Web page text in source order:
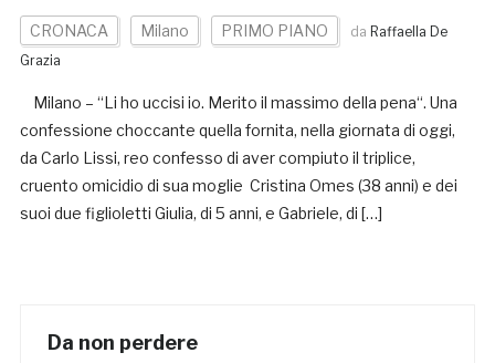
CRONACA Milano PRIMO PIANO da Raffaella De
Grazia
Milano – “Li ho uccisi io. Merito il massimo della pena“. Una
confessione choccante quella fornita, nella giornata di oggi,
da Carlo Lissi, reo confesso di aver compiuto il triplice,
cruento omicidio di sua moglie Cristina Omes (38 anni) e dei
suoi due figlioletti Giulia, di 5 anni, e Gabriele, di […]
Da non perdere